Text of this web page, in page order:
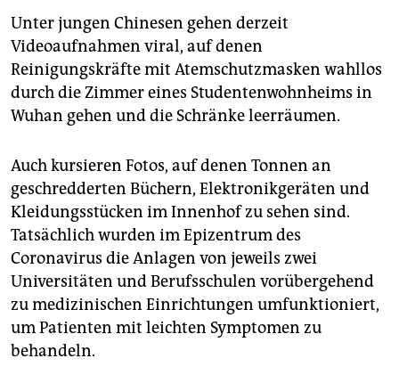
abo
genossenschaft
epaper login
Unter jungen Chinesen gehen derzeit
Videoaufnahmen viral, auf denen
Reinigungskräfte mit Atemschutzmasken wahllos
durch die Zimmer eines Studentenwohnheims in
Wuhan gehen und die Schränke leerräumen.
Auch kursieren Fotos, auf denen Tonnen an
geschredderten Büchern, Elektronikgeräten und
Kleidungsstücken im Innenhof zu sehen sind.
Tatsächlich wurden im Epizentrum des
Coronavirus die Anlagen von jeweils zwei
Universitäten und Berufsschulen vorübergehend
zu medizinischen Einrichtungen umfunktioniert,
um Patienten mit leichten Symptomen zu
behandeln.